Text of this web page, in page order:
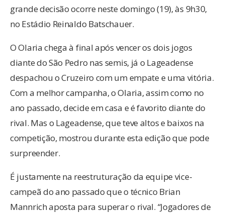
grande decisão ocorre neste domingo (19), às 9h30,
no Estádio Reinaldo Batschauer.
O Olaria chega à final após vencer os dois jogos
diante do São Pedro nas semis, já o Lageadense
despachou o Cruzeiro com um empate e uma vitória.
Com a melhor campanha, o Olaria, assim como no
ano passado, decide em casa e é favorito diante do
rival. Mas o Lageadense, que teve altos e baixos na
competição, mostrou durante esta edição que pode
surpreender.
É justamente na reestruturação da equipe vice-
campeã do ano passado que o técnico Brian
Mannrich aposta para superar o rival. “Jogadores de